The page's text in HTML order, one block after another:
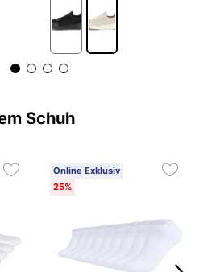
Schuh
Online Exklusiv
25%